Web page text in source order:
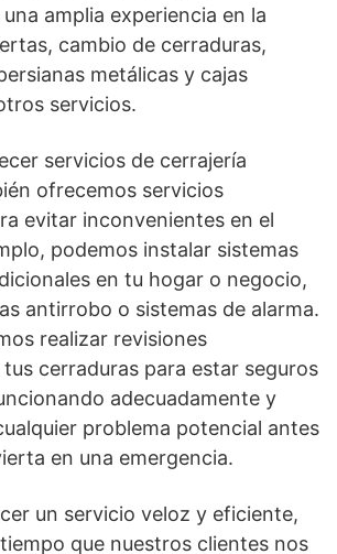
amplia experiencia en la
cambio de cerraduras,
metálicas y cajas
servicios.
servicios de cerrajería
ofrecemos servicios
evitar inconvenientes en el
podemos instalar sistemas
en tu hogar o negocio,
antirrobo o sistemas de alarma.
realizar revisiones
cerraduras para estar seguros
adecuadamente y
problema potencial antes
en una emergencia.
un servicio veloz y eficiente,
que nuestros clientes nos